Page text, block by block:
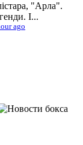
"Арла".
І...
ago